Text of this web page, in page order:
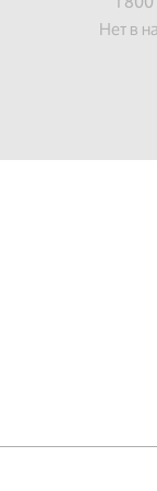
Нет в